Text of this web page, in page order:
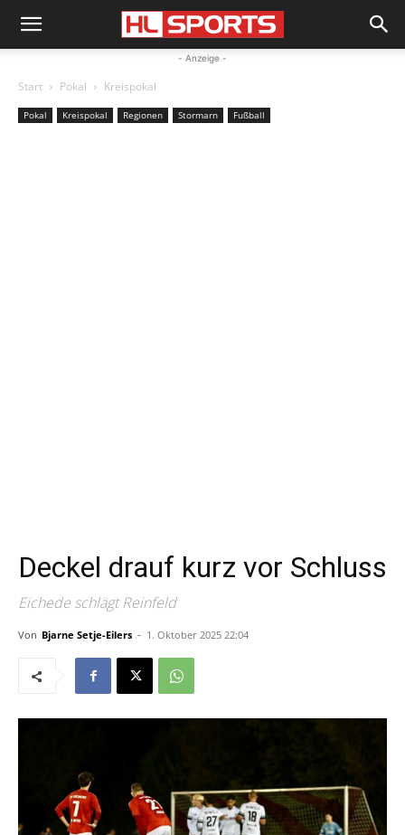
- Anzeige -
Start Pokal Kreispokal
Pokal Kreispokal Regionen Stormarn Fußball
Deckel drauf kurz vor Schluss
Eichede schlägt Reinfeld
Von Bjarne Setje-Eilers - 1. Oktober 2025 22:04